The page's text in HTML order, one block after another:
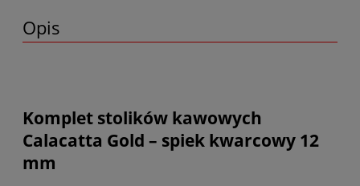
Opis
Komplet stolików kawowych
Calacatta Gold – spiek kwarcowy 12
mm